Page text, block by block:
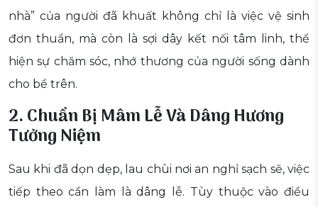
nhà” của người đã khuất không chỉ là việc vệ sinh
đơn thuần, mà còn là sợi dây kết nối tâm linh, thể
hiện sự chăm sóc, nhớ thương của người sống dành
cho bề trên.
2. Chuẩn Bị Mâm Lễ Và Dâng Hương
Tưởng Niệm
Sau khi đã dọn dẹp, lau chùi nơi an nghỉ sạch sẽ, việc
tiếp theo cần làm là dâng lễ. Tùy thuộc vào điều